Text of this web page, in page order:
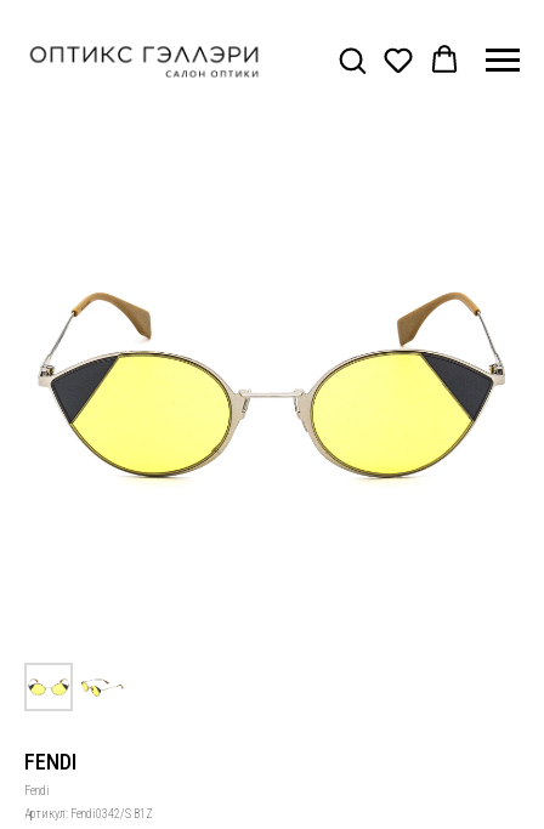
FENDI
Fendi
Артикул: Fendi0342/S B1Z